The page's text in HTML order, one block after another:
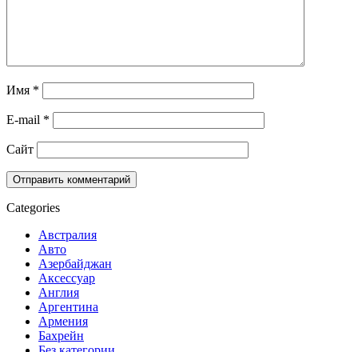
Имя *
E-mail *
Сайт
Categories
Австралия
Авто
Азербайджан
Аксессуар
Англия
Аргентина
Армения
Бахрейн